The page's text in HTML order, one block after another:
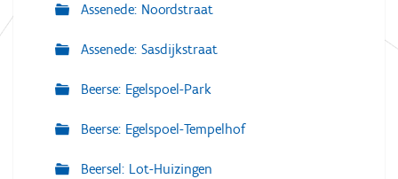
Assenede: Noordstraat
Assenede: Sasdijkstraat
Beerse: Egelspoel-Park
Beerse: Egelspoel-Tempelhof
Beersel: Lot-Huizingen